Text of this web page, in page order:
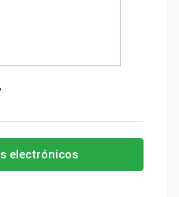
electrónicos